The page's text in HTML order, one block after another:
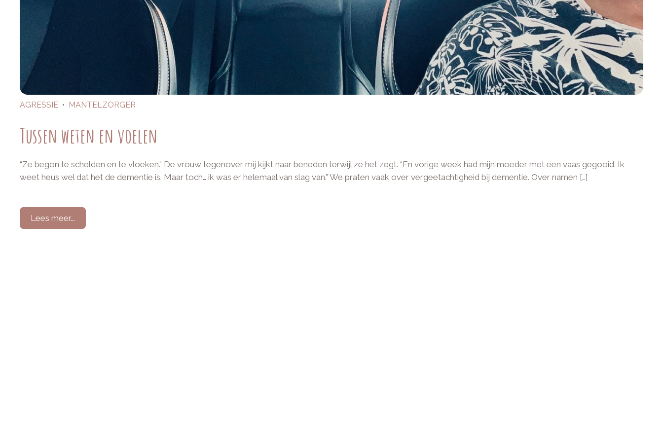
AGRESSIE • MANTELZORGER
Tussen weten en voelen
“Ze begon te schelden en te vloeken.” De vrouw tegenover mij kijkt naar beneden terwijl ze het zegt. “En vorige week had mijn moeder met een vaas gegooid. Ik
weet heus wel dat het de dementie is. Maar toch… ik was er helemaal van slag van.” We praten vaak over vergeetachtigheid bij dementie. Over namen […]
Lees meer...